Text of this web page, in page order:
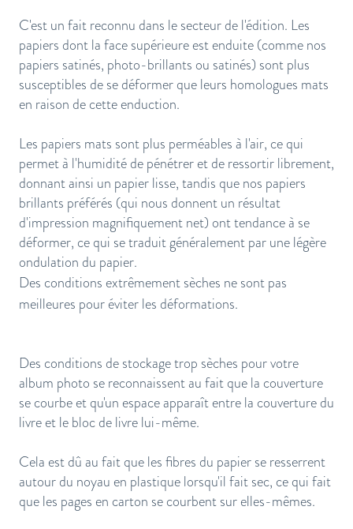
C'est un fait reconnu dans le secteur de l'édition. Les
papiers dont la face supérieure est enduite (comme nos
papiers satinés, photo-brillants ou satinés) sont plus
susceptibles de se déformer que leurs homologues mats
en raison de cette enduction.
Les papiers mats sont plus perméables à l'air, ce qui
permet à l'humidité de pénétrer et de ressortir librement,
donnant ainsi un papier lisse, tandis que nos papiers
brillants préférés (qui nous donnent un résultat
d'impression magnifiquement net) ont tendance à se
déformer, ce qui se traduit généralement par une légère
ondulation du papier.
Des conditions extrêmement sèches ne sont pas
meilleures pour éviter les déformations.
Des conditions de stockage trop sèches pour votre
album photo se reconnaissent au fait que la couverture
se courbe et qu'un espace apparaît entre la couverture du
livre et le bloc de livre lui-même.
Cela est dû au fait que les fibres du papier se resserrent
autour du noyau en plastique lorsqu'il fait sec, ce qui fait
que les pages en carton se courbent sur elles-mêmes.